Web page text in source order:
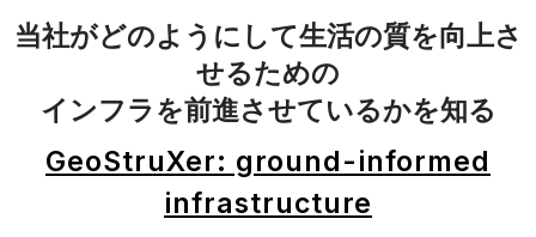
当社がどのようにして生活の質を向上さ
せるための
インフラを前進させているかを知る
GeoStruXer: ground-informed
infrastructure